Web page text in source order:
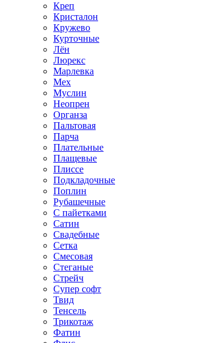
Креп
Кристалон
Кружево
Курточные
Лён
Люрекс
Марлевка
Мех
Муслин
Неопрен
Органза
Пальтовая
Парча
Плательные
Плащевые
Плиссе
Подкладочные
Поплин
Рубашечные
С пайетками
Сатин
Свадебные
Сетка
Смесовая
Стеганые
Стрейч
Супер софт
Твид
Тенсель
Трикотаж
Фатин